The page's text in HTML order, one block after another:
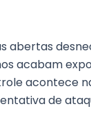
abertas
acabam
acontece
de